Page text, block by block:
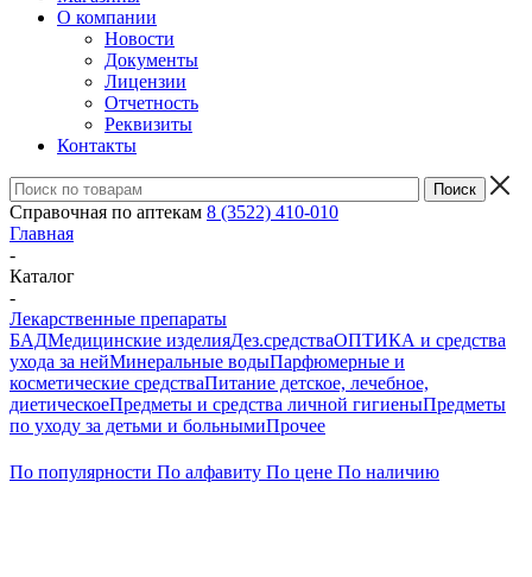
О компании
Новости
Документы
Лицензии
Отчетность
Реквизиты
Контакты
Справочная по аптекам 8 (3522) 410-010
Главная
-
Каталог
-
Лекарственные препараты
БАДМедицинские изделияДез.средстваОПТИКА и средства
ухода за нейМинеральные водыПарфюмерные и
косметические средстваПитание детское, лечебное,
диетическоеПредметы и средства личной гигиеныПредметы
по уходу за детьми и больнымиПрочее
По популярности По алфавиту По цене По наличию